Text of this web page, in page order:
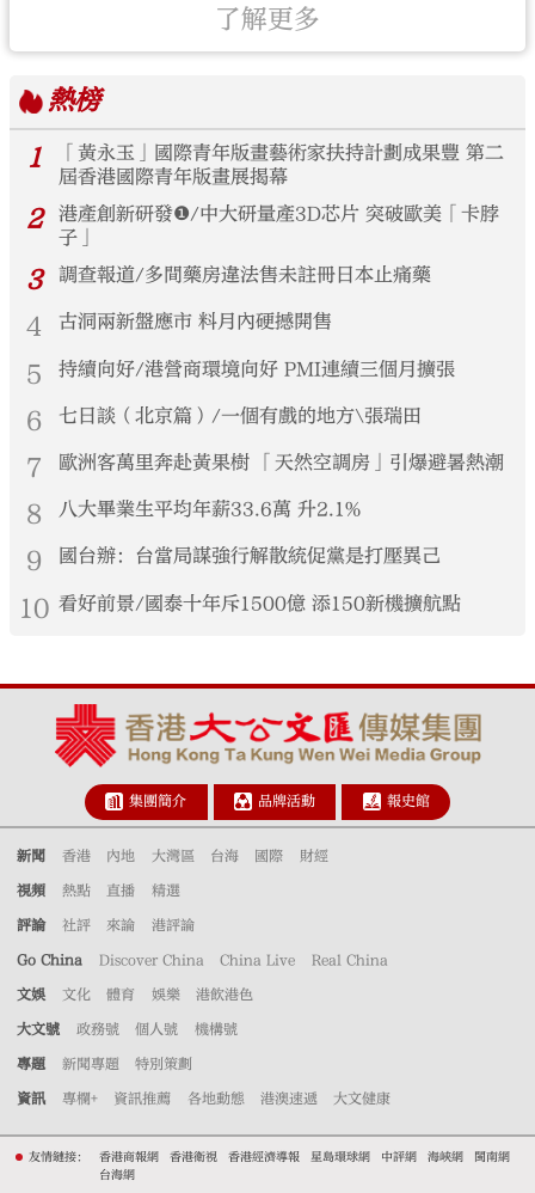
了解更多
熱榜
1
「黃永玉」國際青年版畫藝術家扶持計劃成果豐 第二
屆香港國際青年版畫展揭幕
2
港產創新研發❶/中大研量產3D芯片 突破歐美「卡脖
子」
3 調查報道/多間藥房違法售未註冊日本止痛藥
4 古洞兩新盤應市 料月內硬撼開售
5 持續向好/港營商環境向好 PMI連續三個月擴張
6 七日談（北京篇）/一個有戲的地方\張瑞田
7 歐洲客萬里奔赴黃果樹 「天然空調房」引爆避暑熱潮
8 八大畢業生平均年薪33.6萬 升2.1%
9 國台辦：台當局謀強行解散統促黨是打壓異己
10 看好前景/國泰十年斥1500億 添150新機擴航點
集團簡介 品牌活動 報史館
新聞 香港 內地 大灣區 台海 國際 財經
視頻 熱點 直播 精選
評論 社評 來論 港評論
Go China Discover China China Live Real China
文娛 文化 體育 娛樂 港飲港色
大文號 政務號 個人號 機構號
專題 新聞專題 特別策劃
資訊 專欄+ 資訊推薦 各地動態 港澳速遞 大文健康
友情鏈接： 香港商報網 香港衛視 香港經濟導報 星島環球網 中評網 海峽網
閩南網
台海網